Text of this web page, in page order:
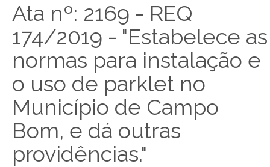
Ata nº: 2169 - REQ
174/2019 - "Estabelece as
normas para instalação e
o uso de parklet no
Município de Campo
Bom, e dá outras
providências."